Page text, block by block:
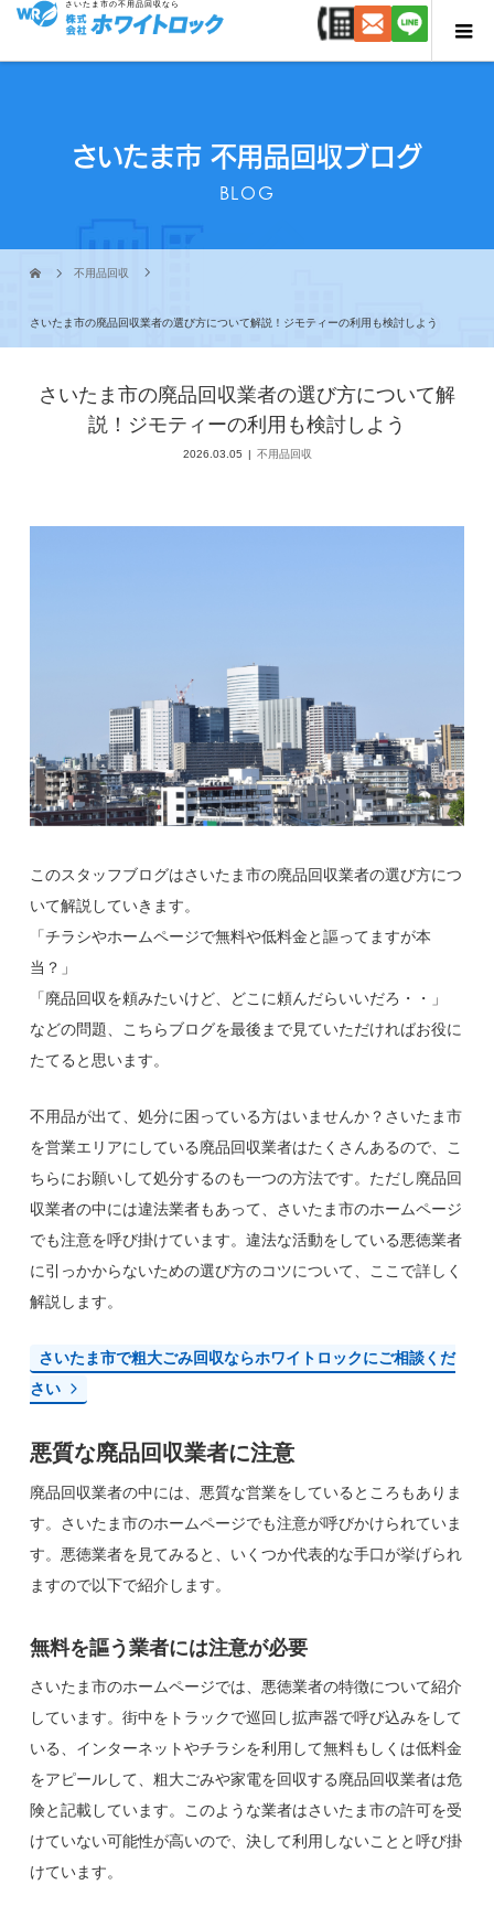
さいたま市の不用品回収なら
さいたま市 不用品回収ブログ
BLOG
不用品回収
さいたま市の廃品回収業者の選び方について解説！ジモティーの利用も検討しよう
さいたま市の廃品回収業者の選び方について解
説！ジモティーの利用も検討しよう
2026.03.05 不用品回収
このスタッフブログはさいたま市の廃品回収業者の選び方につ
いて解説していきます。
「チラシやホームページで無料や低料金と謳ってますが本
当？」
「廃品回収を頼みたいけど、どこに頼んだらいいだろ・・」
などの問題、こちらブログを最後まで見ていただければお役に
たてると思います。
不用品が出て、処分に困っている方はいませんか？さいたま市
を営業エリアにしている廃品回収業者はたくさんあるので、こ
ちらにお願いして処分するのも一つの方法です。ただし廃品回
収業者の中には違法業者もあって、さいたま市のホームページ
でも注意を呼び掛けています。違法な活動をしている悪徳業者
に引っかからないための選び方のコツについて、ここで詳しく
解説します。
さいたま市で粗大ごみ回収ならホワイトロックにご相談くだ
さい
悪質な廃品回収業者に注意
廃品回収業者の中には、悪質な営業をしているところもありま
す。さいたま市のホームページでも注意が呼びかけられていま
す。悪徳業者を見てみると、いくつか代表的な手口が挙げられ
ますので以下で紹介します。
無料を謳う業者には注意が必要
さいたま市のホームページでは、悪徳業者の特徴について紹介
しています。街中をトラックで巡回し拡声器で呼び込みをして
いる、インターネットやチラシを利用して無料もしくは低料金
をアピールして、粗大ごみや家電を回収する廃品回収業者は危
険と記載しています。このような業者はさいたま市の許可を受
けていない可能性が高いので、決して利用しないことと呼び掛
けています。